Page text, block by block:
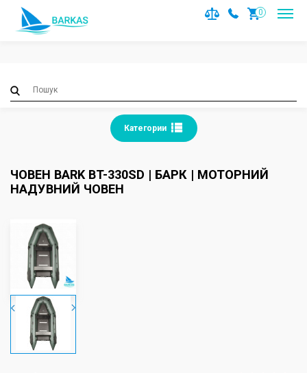
Notice
: Trying to access array offset on value of type null in
/var/www/barkas/data/www/barkas.com.ua/catalog/
on line36
0
Категории
ЧОВЕН BARK BT-330SD | БАРК | МОТОРНИЙ
НАДУВНИЙ ЧОВЕН